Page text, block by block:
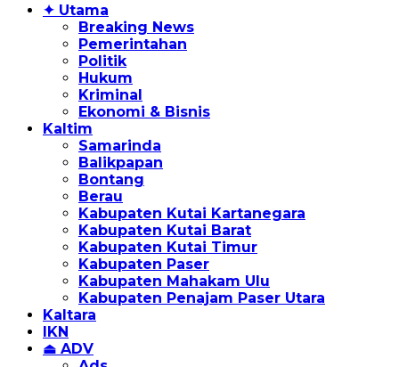
✦ Utama
Breaking News
Pemerintahan
Politik
Hukum
Kriminal
Ekonomi & Bisnis
Kaltim
Samarinda
Balikpapan
Bontang
Berau
Kabupaten Kutai Kartanegara
Kabupaten Kutai Barat
Kabupaten Kutai Timur
Kabupaten Paser
Kabupaten Mahakam Ulu
Kabupaten Penajam Paser Utara
Kaltara
IKN
⏏ ADV